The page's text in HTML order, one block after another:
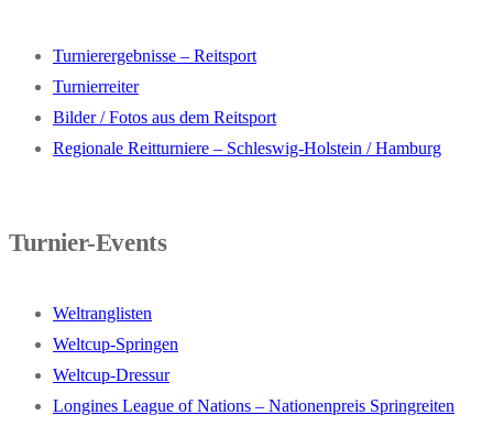
Turnierergebnisse – Reitsport
Turnierreiter
Bilder / Fotos aus dem Reitsport
Regionale Reitturniere – Schleswig-Holstein / Hamburg
Turnier-Events
Weltranglisten
Weltcup-Springen
Weltcup-Dressur
Longines League of Nations – Nationenpreis Springreiten